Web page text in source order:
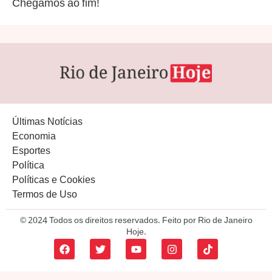
Chegamos ao fim!
Últimas Notícias
Economia
Esportes
Política
Políticas e Cookies
Termos de Uso
© 2024 Todos os direitos reservados. Feito por Rio de Janeiro
Hoje.